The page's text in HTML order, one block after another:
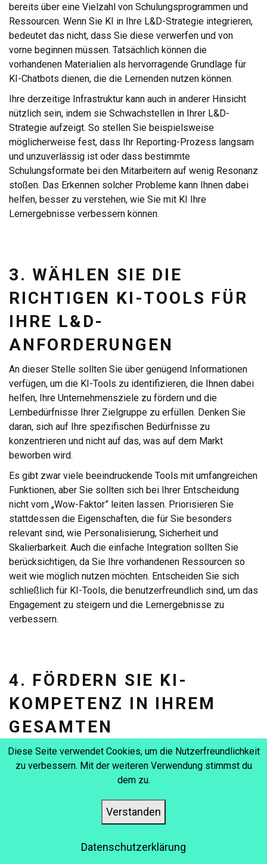
bereits über eine Vielzahl von Schulungsprogrammen und
Ressourcen. Wenn Sie KI in Ihre L&D-Strategie integrieren,
bedeutet das nicht, dass Sie diese verwerfen und von
vorne beginnen müssen. Tatsächlich können die
vorhandenen Materialien als hervorragende Grundlage für
KI-Chatbots dienen, die die Lernenden nutzen können.
Ihre derzeitige Infrastruktur kann auch in anderer Hinsicht
nützlich sein, indem sie Schwachstellen in Ihrer L&D-
Strategie aufzeigt. So stellen Sie beispielsweise
möglicherweise fest, dass Ihr Reporting-Prozess langsam
und unzuverlässig ist oder dass bestimmte
Schulungsformate bei den Mitarbeitern auf wenig Resonanz
stoßen. Das Erkennen solcher Probleme kann Ihnen dabei
helfen, besser zu verstehen, wie Sie mit KI Ihre
Lernergebnisse verbessern können.
3. WÄHLEN SIE DIE
RICHTIGEN KI-TOOLS FÜR
IHRE L&D-
ANFORDERUNGEN
An dieser Stelle sollten Sie über genügend Informationen
verfügen, um die KI-Tools zu identifizieren, die Ihnen dabei
helfen, Ihre Unternehmensziele zu fördern und die
Lernbedürfnisse Ihrer Zielgruppe zu erfüllen. Denken Sie
daran, sich auf Ihre spezifischen Bedürfnisse zu
konzentrieren und nicht auf das, was auf dem Markt
beworben wird.
Es gibt zwar viele beeindruckende Tools mit umfangreichen
Funktionen, aber Sie sollten sich bei Ihrer Entscheidung
nicht vom „Wow-Faktor” leiten lassen. Priorisieren Sie
stattdessen die Eigenschaften, die für Sie besonders
relevant sind, wie Personalisierung, Sicherheit und
Skalierbarkeit. Auch die einfache Integration sollten Sie
berücksichtigen, da Sie Ihre vorhandenen Ressourcen so
weit wie möglich nutzen möchten. Entscheiden Sie sich
schließlich für KI-Tools, die benutzerfreundlich sind, um das
Engagement zu steigern und die Lernergebnisse zu
verbessern.
4. FÖRDERN SIE KI-
KOMPETENZ IN IHREM
GESAMTEN
UNTERNEHMEN
Die Entwicklung einer KI-gestützten L&D-Strategie
Ihrem Unternehmen Einzug halten. Anfangs kann dies für
Mitarbeiter, die aus Angst vor dem Verlust ihres
überwältigend sein. Es ist jedoch wichtig, Ihrem Team zu
Diese Seite verwendet Cookies, um die Nutzerfreundlichkeit
zu verbessern. Mit der weiteren Verwendung stimmst du
dem zu.
Verstanden
Datenschutzerklärung